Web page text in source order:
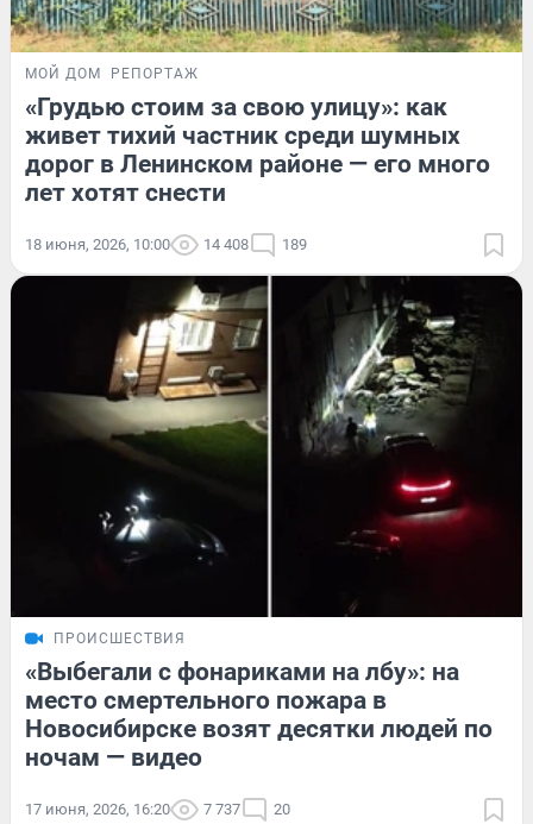
МОЙ ДОМ РЕПОРТАЖ
«Грудью стоим за свою улицу»: как
живет тихий частник среди шумных
дорог в Ленинском районе — его много
лет хотят снести
18 июня, 2026, 10:00 14 408 189
ПРОИСШЕСТВИЯ
«Выбегали с фонариками на лбу»: на
место смертельного пожара в
Новосибирске возят десятки людей по
ночам — видео
17 июня, 2026, 16:20 7 737 20